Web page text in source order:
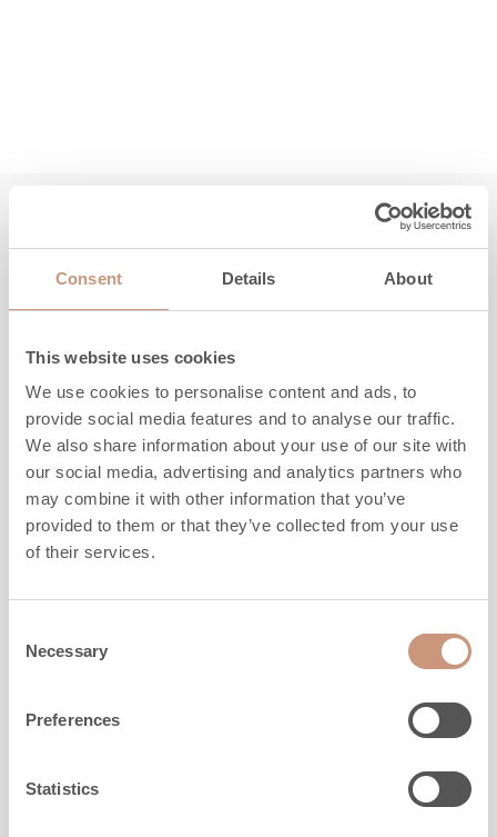
Consent Details About
This website uses cookies
We use cookies to personalise content and ads, to
provide social media features and to analyse our traffic.
We also share information about your use of our site with
our social media, advertising and analytics partners who
may combine it with other information that you’ve
provided to them or that they’ve collected from your use
of their services.
Selection
Necessary
Preferences
Statistics
Kolla in också
KLASSISKA
Bredd
1020
mm